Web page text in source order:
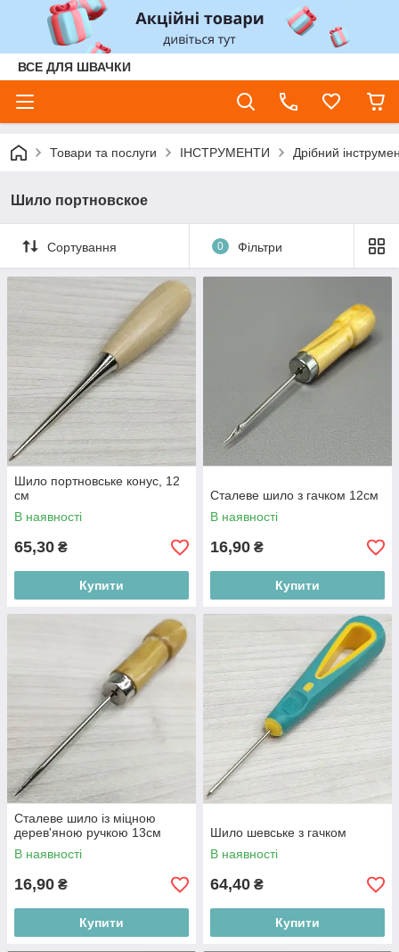
ВСЕ ДЛЯ ШВАЧКИ
Товари та послуги ІНСТРУМЕНТИ Дрібний
Шило портновское
Сортування 0 Фільтри
Шило портновське конус, 12
см
В наявності
65,30 ₴
Купити
Сталеве шило з гачком 12см
В наявності
16,90 ₴
Купити
Сталеве шило із міцною
дерев'яною ручкою 13см
В наявності
16,90 ₴
Купити
Шило шевське з гачком
В наявності
64,40 ₴
Купити